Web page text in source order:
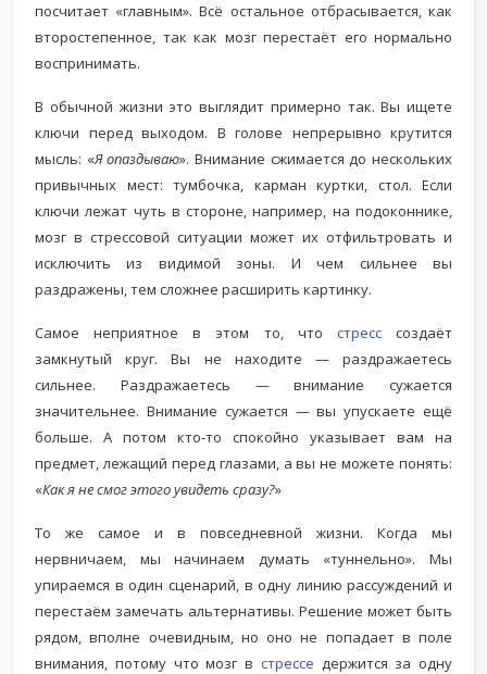
посчитает «главным». Всё остальное отбрасывается, как
второстепенное, так как мозг перестаёт его нормально
воспринимать.
В обычной жизни это выглядит примерно так. Вы ищете
ключи перед выходом. В голове непрерывно крутится
мысль: «Я опаздываю». Внимание сжимается до нескольких
привычных мест: тумбочка, карман куртки, стол. Если
ключи лежат чуть в стороне, например, на подоконнике,
мозг в стрессовой ситуации может их отфильтровать и
исключить из видимой зоны. И чем сильнее вы
раздражены, тем сложнее расширить картинку.
Самое неприятное в этом то, что стресссоздаёт
замкнутый круг. Вы не находите — раздражаетесь
сильнее. Раздражаетесь — внимание сужается
значительнее. Внимание сужается — вы упускаете ещё
больше. А потом кто-то спокойно указывает вам на
предмет, лежащий перед глазами, а вы не можете понять:
«Как я не смог этого увидеть сразу?»
То же самое и в повседневной жизни. Когда мы
нервничаем, мы начинаем думать «туннельно». Мы
упираемся в один сценарий, в одну линию рассуждений и
перестаём замечать альтернативы. Решение может быть
рядом, вполне очевидным, но оно не попадает в поле
внимания, потому что мозг в стрессе держится за одну